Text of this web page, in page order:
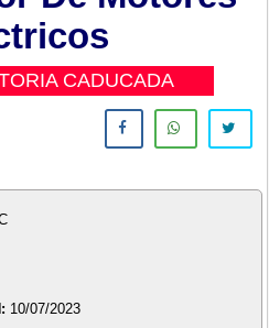
CADUCADA
10/07/2023